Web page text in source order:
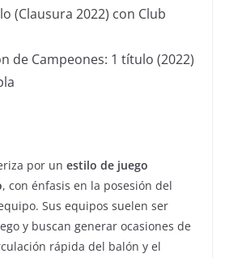
(Clausura 2022) con Club
de Campeones: 1 título (2022)
por un estilo de juego
, con énfasis en la posesión del
Sus equipos suelen ser
y buscan generar ocasiones de
rápida del balón y el